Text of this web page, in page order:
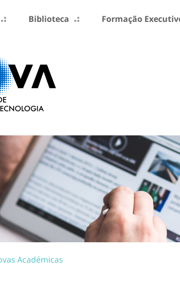
Biblioteca Formação
Académicas